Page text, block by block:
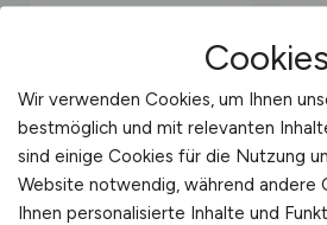
Newsletter mit
Gehaltsreports,
und Branchen-
Analysen.
Cookies
Wir verwenden Cookies, um Ihnen
bestmöglich und mit relevanten
sind einige Cookies für die Nutzung
Website notwendig, während andere
Ihnen personalisierte Inhalte und